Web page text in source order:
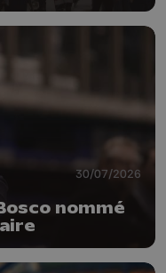
30/07/2026
nommé